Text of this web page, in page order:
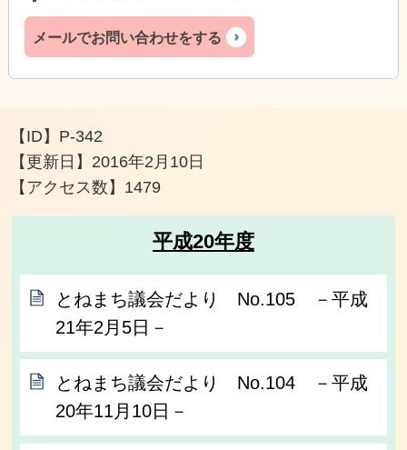
メールでお問い合わせをする
【ID】 P-342
【更新日】 2016年2月10日
【アクセス数】 1479
平成20年度
とねまち議会だより No.105 －平成
21年2月5日－
とねまち議会だより No.104 －平成
20年11月10日－